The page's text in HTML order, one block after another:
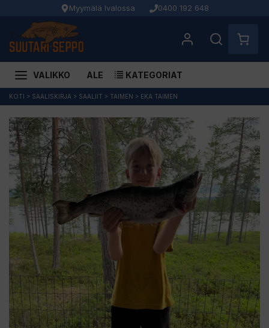
Myymälä Ivalossa 0400 192 648
VALIKKO ALE KATEGORIAT
Siirry
KOTI > SAALISKIRJA > SAALIIT > TAIMEN > EKA TAIMEN